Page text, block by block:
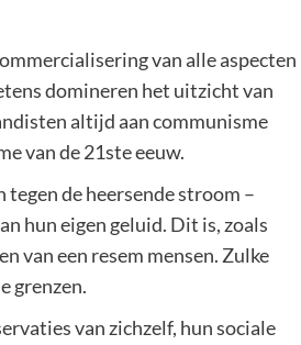
van alle aspecten
domineren het uitzicht van
altijd aan communisme
van de 21ste eeuw.
tegen de heersende stroom –
hun eigen geluid. Dit is, zoals
van een resem mensen. Zulke
grenzen.
van zichzelf, hun sociale